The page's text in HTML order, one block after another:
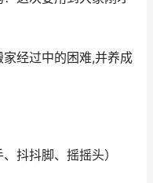
经过中的困难,并养成
抖抖脚、摇摇头）